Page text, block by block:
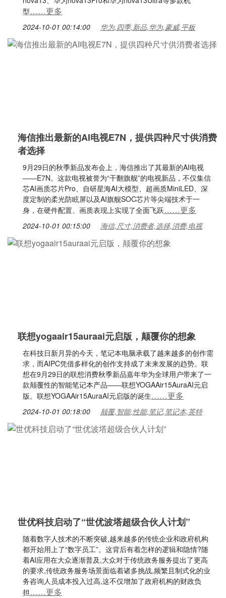
型……更多
2024-10-01 00:14:00 华为,四季,新品,华为,豪威,平板
海信推出最新的AI电视E7N，提供四种尺寸供消费
者选择
9月29日的秋季新品发布会上，海信推出了其最新的AI电视
——E7N。这款电视被誉为“干翻旗舰”的电视新品，不仅集信
芯AI画质芯片Pro、自研星海AI大模型、超画质MiniLED、深
度定制的柔光防眩屏以及AI旗舰SOC芯片等尖端技术于一
身，在硬件配置、画质表现上实现了全面飞跃……更多
2024-10-01 00:15:00 海信,尺寸,消费者,选择,消费,电视
联想yogaair15auraai元启版，颠覆你的想象
在科技日新月异的今天，笔记本电脑承载了越来越多的创作需
求，而AIPC凭借多样化的创作支持成了未来发展的趋势。联
想在9月29日的联想消费秋季新品嘉年华为全球用户带来了一
款颠覆性的智能笔记本产品——联想YOGAAir15AuraAI元启
版。联想YOGAAir15AuraAI元启版的诞生……更多
2024-10-01 00:18:00 颠覆,智能,性能,笔记,笔记本,英特
世优科技启动了“世优波塔超级合伙人计划”
随着数字人技术的不断突破,越来越多的传统企业和政府机构
都开始用上了“数字员工”。这背后有着怎样的逻辑和隐情?随
着AI应用在大众逐渐普及,大众对于传统政务服务提出了更高
的要求,传统政务服务场景面临着诸多挑战,频繁且制式化的业
务咨询人员成本投入过高,这不仅增加了政府机构的财政负
担……更多